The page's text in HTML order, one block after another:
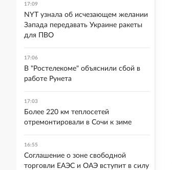
17:09
NYT узнала об исчезающем желании
Запада передавать Украине ракеты
для ПВО
17:06
В "Ростелекоме" объяснили сбой в
работе Рунета
17:03
Более 220 км теплосетей
отремонтировали в Сочи к зиме
16:55
Соглашение о зоне свободной
торговли ЕАЭС и ОАЭ вступит в силу